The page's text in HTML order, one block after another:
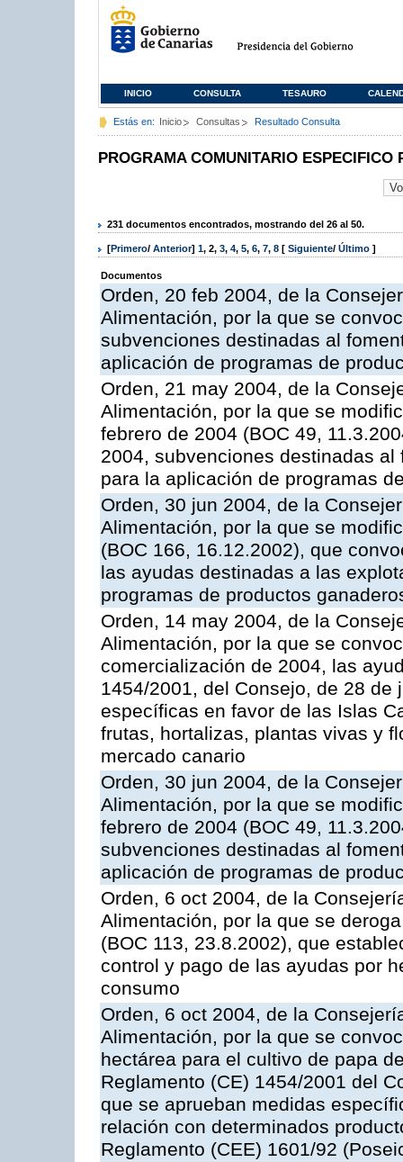
INICIO CONSULTA TESAURO
Estás en: Inicio Consultas Resultado Consulta
PROGRAMA COMUNITARIO ESPECIFICO
231 documentos encontrados, mostrando del 26 al 50.
[Primero/ Anterior] 1, 2, 3, 4, 5, 6, 7, 8 [ Siguiente/ Último ]
Documentos
Orden, 20 feb 2004, de la
Alimentación, por la que se
subvenciones destinadas al
aplicación de programas de
Orden, 21 may 2004, de la
Alimentación, por la que se
febrero de 2004 (BOC 49,
2004, subvenciones destinadas
para la aplicación de programas
Orden, 30 jun 2004, de la
Alimentación, por la que se
(BOC 166, 16.12.2002), que
las ayudas destinadas a las
programas de productos
Orden, 14 may 2004, de la
Alimentación, por la que se
comercialización de 2004, las
1454/2001, del Consejo, de 28 de
específicas en favor de las Islas
frutas, hortalizas, plantas vivas y
mercado canario
Orden, 30 jun 2004, de la
Alimentación, por la que se
febrero de 2004 (BOC 49,
subvenciones destinadas al
aplicación de programas de
Orden, 6 oct 2004, de la
Alimentación, por la que se
(BOC 113, 23.8.2002), que
control y pago de las ayudas por
consumo
Orden, 6 oct 2004, de la
Alimentación, por la que se
hectárea para el cultivo de papa
Reglamento (CE) 1454/2001 del
que se aprueban medidas
relación con determinados
Reglamento (CEE) 1601/92